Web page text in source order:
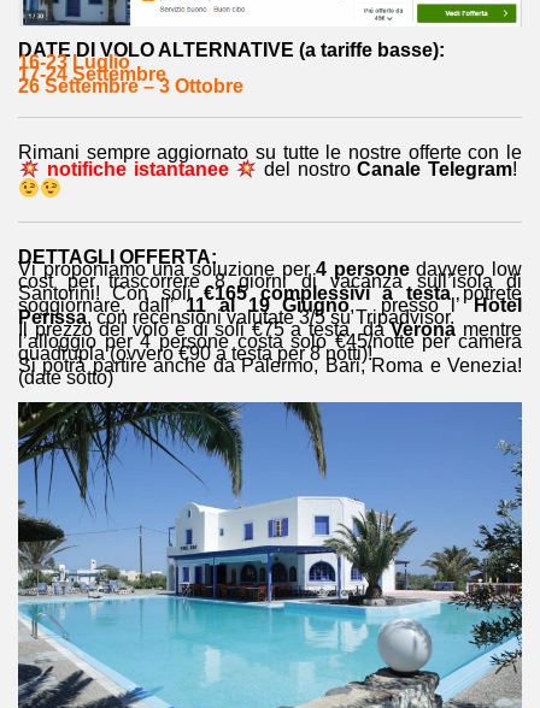
DATE DI VOLO ALTERNATIVE (a tariffe basse):
16-23 Luglio
17-24 Settembre
26 Settembre – 3 Ottobre
Rimani sempre aggiornato su tutte le nostre offerte con le
notifiche istantanee
del nostroCanale Telegram!
DETTAGLI OFFERTA:
Vi proponiamo una soluzione per4 personedavvero low
cost per trascorrere 8 giorni di vacanza sull’isola di
Santorini! Con soli€165 complessivi a testapotrete
soggiornare, dall’11 al 19 Giugno, presso l’ Hotel
Perissa, con recensioni valutate 3/5 su Tripadvisor.
Il prezzo del volo è di soli €75 a testa daVerona mentre
l’alloggio per 4 persone costa solo €45/notte per camera
quadrupla (ovvero €90 a testa per 8 notti)!
Si potrà partire anche da Palermo, Bari, Roma e Venezia!
(date sotto)